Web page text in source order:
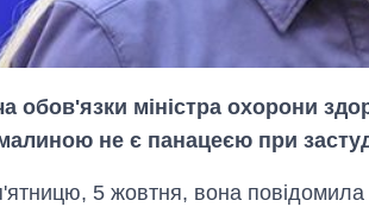
обов'язки міністра охорони
не є панацеєю при
5 жовтня, вона повідомила